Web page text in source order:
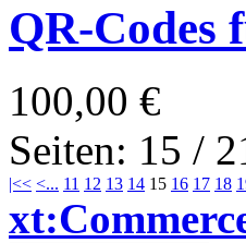
QR-Codes
100,00 €
Seiten: 15 /
|<< <... 11 12 13 14 15 16 17 18